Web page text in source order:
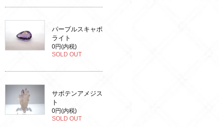
パープルスキャポ
ライト
0円(内税)
SOLD OUT
サボテンアメジス
ト
0円(内税)
SOLD OUT